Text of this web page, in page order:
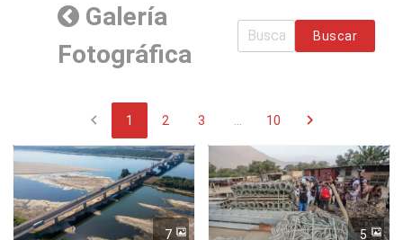
Galería
Fotográfica
Buscar
chevron_left 1 2 3 10 chevron_right
7 5